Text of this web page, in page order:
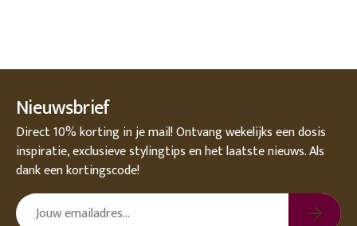
Nieuwsbrief
Direct 10% korting in je mail! Ontvang wekelijks een dosis
inspiratie, exclusieve stylingtips en het laatste nieuws. Als
dank een kortingscode!